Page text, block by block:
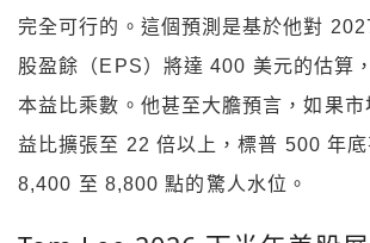
完全可行的。這個預測是基於他對
股盈餘（EPS）將達 400 美元的估算
本益比乘數。他甚至大膽預言，如果
益比擴張至 22 倍以上，標普 500 年
8,400 至 8,800 點的驚人水位。